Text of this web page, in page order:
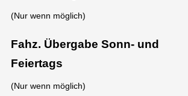
(Nur wenn möglich)
Fahz. Übergabe Sonn- und
Feiertags
(Nur wenn möglich)